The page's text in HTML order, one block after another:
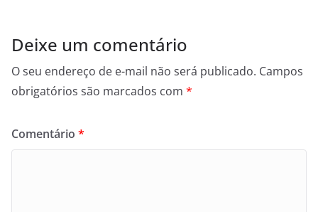
Deixe um comentário
O seu endereço de e-mail não será publicado. Campos
obrigatórios são marcados com *
Comentário *